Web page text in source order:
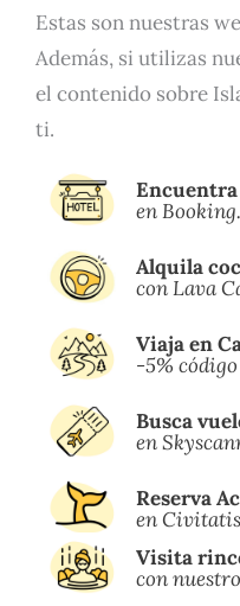
Estas son nuestras
Además, si utilizas
el contenido sobre
ti.
en
Alquila
con Lava
Viaja en
-5%
Busca
en
Reserva
en Civitatis
Visita
con